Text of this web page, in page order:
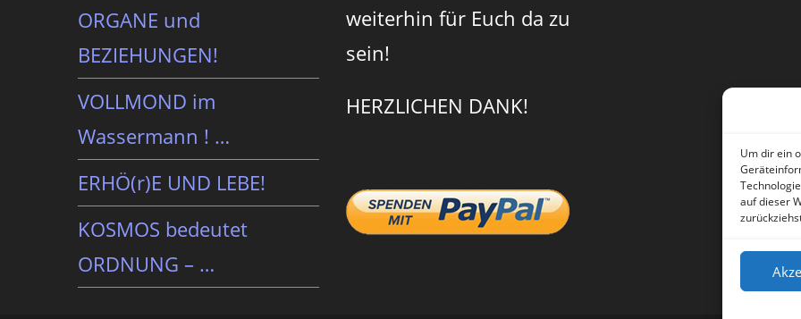
Um dir ein
auf dieser
ORGANE und
BEZIEHUNGEN!
VOLLMOND im
Wassermann ! …
ERHÖ(r)E UND LEBE!
KOSMOS bedeutet
ORDNUNG – …
weiterhin für Euch da zu
sein!
HERZLICHEN DANK!